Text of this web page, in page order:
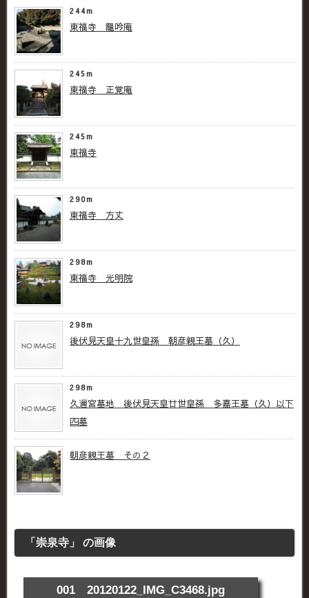
244m
東福寺 龍吟庵
245m
東福寺 正覚庵
245m
東福寺
290m
東福寺 方丈
298m
東福寺 光明院
298m
後伏見天皇十九世皇孫 朝彦親王墓（久）
298m
久邇宮墓地 後伏見天皇廿世皇孫 多嘉王墓（久）以下
四墓
朝彦親王墓 その２
「崇泉寺」 の画像
001 20120122_IMG_C3468.jpg